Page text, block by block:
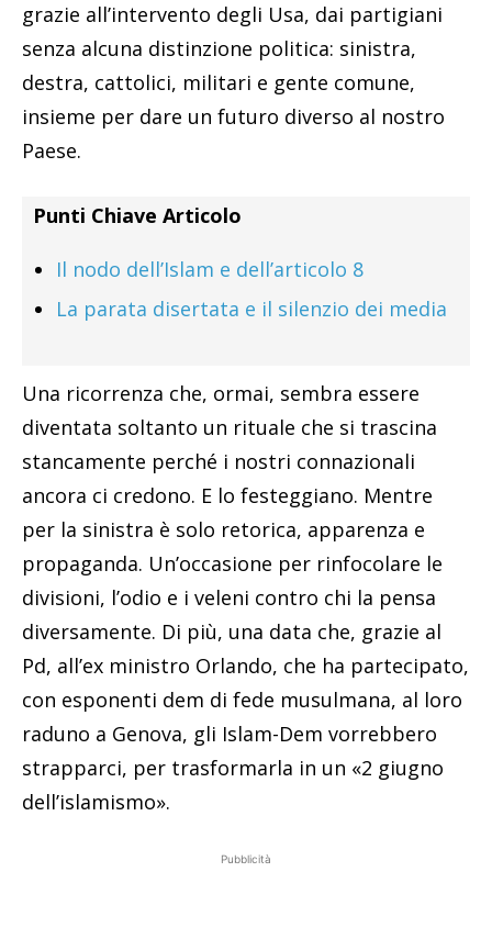
grazie all’intervento degli Usa, dai partigiani
senza alcuna distinzione politica: sinistra,
destra, cattolici, militari e gente comune,
insieme per dare un futuro diverso al nostro
Paese.
Punti Chiave Articolo
Il nodo dell’Islam e dell’articolo 8
La parata disertata e il silenzio dei media
Una ricorrenza che, ormai, sembra essere
diventata soltanto un rituale che si trascina
stancamente perché i nostri connazionali
ancora ci credono. E lo festeggiano. Mentre
per la sinistra è solo retorica, apparenza e
propaganda. Un’occasione per rinfocolare le
divisioni, l’odio e i veleni contro chi la pensa
diversamente. Di più, una data che, grazie al
Pd, all’ex ministro Orlando, che ha partecipato,
con esponenti dem di fede musulmana, al loro
raduno a Genova, gli Islam-Dem vorrebbero
strapparci, per trasformarla in un «2 giugno
dell’islamismo».
Pubblicità